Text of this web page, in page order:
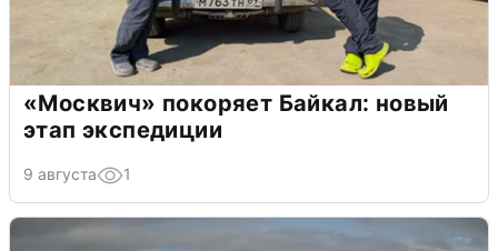
«Москвич» покоряет Байкал: новый
этап экспедиции
9 августа 1